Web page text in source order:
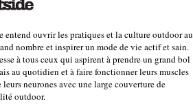
entend ouvrir les pratiques et la culture outdoor au
nombre et inspirer un mode de vie actif et sain.
à tous ceux qui aspirent à prendre un grand bol
au quotidien et à faire fonctionner leurs muscles
leurs neurones avec une large couverture de
outdoor.